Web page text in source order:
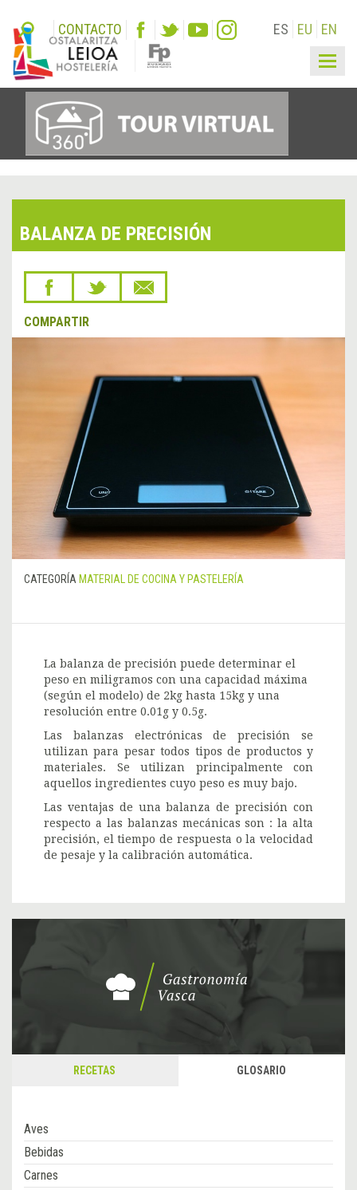
CONTACTO ES EU EN
BALANZA DE PRECISIÓN
COMPARTIR
CATEGORÍA MATERIAL DE COCINA Y PASTELERÍA
La balanza de precisión puede determinar el
peso en miligramos con una capacidad máxima
(según el modelo) de 2kg hasta 15kg y una
resolución entre 0.01g y 0.5g.
Las balanzas electrónicas de precisión se
utilizan para pesar todos tipos de productos y
materiales. Se utilizan principalmente con
aquellos ingredientes cuyo peso es muy bajo.
Las ventajas de una balanza de precisión con
respecto a las balanzas mecánicas son : la alta
precisión, el tiempo de respuesta o la velocidad
de pesaje y la calibración automática.
RECETAS GLOSARIO
Aves
Bebidas
Carnes